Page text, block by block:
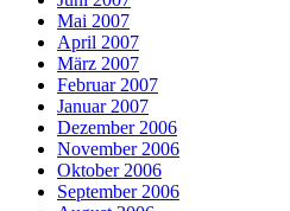
Mai 2007
April 2007
März 2007
Februar 2007
Januar 2007
Dezember 2006
November 2006
Oktober 2006
September 2006